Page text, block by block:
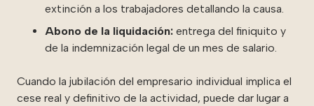
extinción a los trabajadores detallando la causa.
Abono de la liquidación: entrega del finiquito y
de la indemnización legal de un mes de salario.
Cuando la jubilación del empresario individual implica el
cese real y definitivo de la actividad, puede dar lugar a